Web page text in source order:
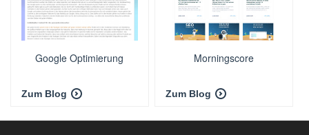
Google Optimierung
Zum Blog
Morningscore
Zum Blog